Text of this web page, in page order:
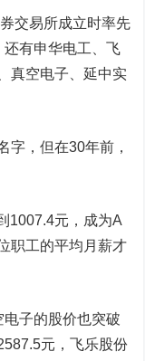
交易所成立时率先
有申华电工、飞
真空电子、延中实
，但在30年前，
元，成为A
职工的平均月薪才
子的股价也突破
元，飞乐股份